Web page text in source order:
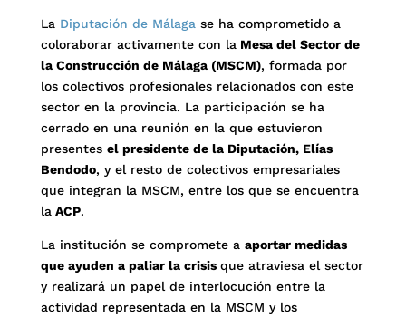
La Diputación de Málaga se ha comprometido a
coloraborar activamente con la Mesa del Sector de
la Construcción de Málaga (MSCM), formada por
los colectivos profesionales relacionados con este
sector en la provincia. La participación se ha
cerrado en una reunión en la que estuvieron
presentes el presidente de la Diputación, Elías
Bendodo, y el resto de colectivos empresariales
que integran la MSCM, entre los que se encuentra
la ACP.
La institución se compromete a aportar medidas
que ayuden a paliar la crisis que atraviesa el sector
y realizará un papel de interlocución entre la
actividad representada en la MSCM y los